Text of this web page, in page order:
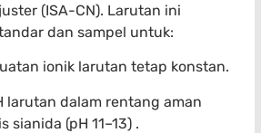
(ISA-CN). Larutan ini
dan sampel untuk:
ionik larutan tetap konstan.
larutan dalam rentang aman
sianida (pH 11–13) .